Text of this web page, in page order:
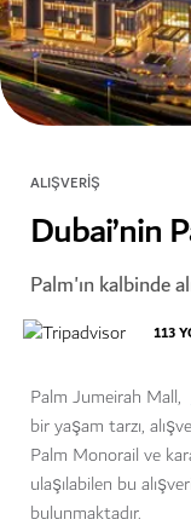
ALIŞVERIŞ
Dubai’nin
Palm'ın kalbinde
113
Palm Jumeirah Mall,
bir yaşam tarzı,
Palm Monorail ve
ulaşılabilen bu
bulunmaktadır.